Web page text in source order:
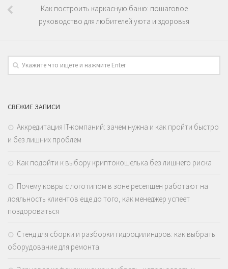
Как построить каркасную баню: пошаговое
руководство для любителей уюта и здоровья
СВЕЖИЕ ЗАПИСИ
Аккредитация IT-компаний: зачем нужна и как пройти быстро
и без лишних проблем
Как подойти к выбору криптокошелька без лишнего риска
Почему ковры с логотипом в зоне ресепшен работают на
лояльность клиентов еще до того, как менеджер успеет
поздороваться
Стенд для сборки и разборки гидроцилиндров: как выбрать
оборудование для ремонта